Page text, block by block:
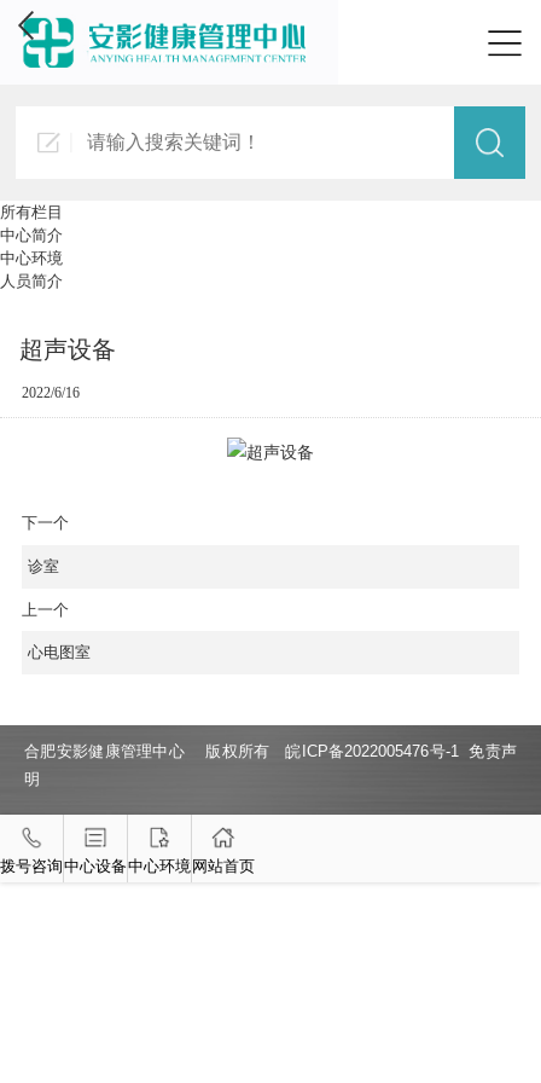
所有栏目
中心简介
中心环境
人员简介
超声设备
2022/6/16
下一个
诊室
上一个
心电图室
合肥安影健康管理中心 版权所有皖ICP备2022005476号-1
免责声
明
拨号咨询中心设备中心环境 网站首页